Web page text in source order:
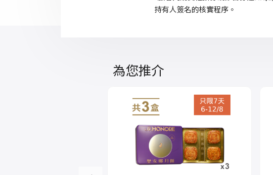
持有人簽名的核實程序。
為您推介